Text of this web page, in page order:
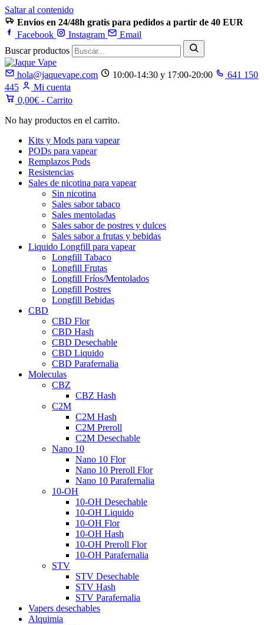
Saltar al contenido
Envios en 24/48h gratis para pedidos a partir de 40 EUR
Facebook
Instagram
Email
Buscar productos
hola@jaquevape.com 10:00-14:30 y 17:00-20:00
641 150
445
Mi cuenta
0,00€ - Carrito
No hay productos en el carrito.
Kits y Mods para vapear
PODs para vapear
Remplazos Pods
Resistencias
Sales de nicotina para vapear
Sin nicotina
Sales sabor tabaco
Sales mentoladas
Sales sabor de postres y dulces
Sales sabor a frutas y bebidas
Liquido Longfill para vapear
Longfill Tabaco
Longfill Frutas
Longfill Fríos/Mentolados
Longfill Postres
Longfill Bebidas
CBD
CBD Flor
CBD Hash
CBD Desechable
CBD Liquido
CBD Parafernalia
Moleculas
CBZ
CBZ Hash
C2M
C2M Hash
C2M Preroll
C2M Desechable
Nano 10
Nano 10 Flor
Nano 10 Preroll Flor
Nano 10 Parafernalia
10-OH
10-OH Desechable
10-OH Liquido
10-OH Flor
10-OH Hash
10-OH Preroll Flor
10-OH Parafernalia
STV
STV Desechable
STV Hash
STV Parafernalia
Vapers desechables
Alquimia